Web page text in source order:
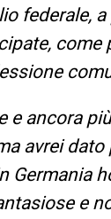
federale,
come
e ancora più
avrei dato
Germania
e